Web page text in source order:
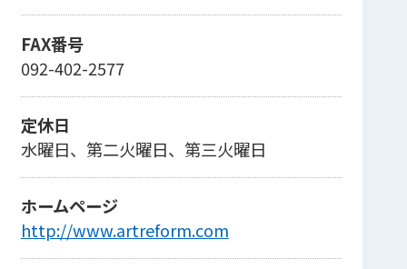
FAX番号
092-402-2577
定休日
水曜日、第二火曜日、第三火曜日
ホームページ
http://www.artreform.com